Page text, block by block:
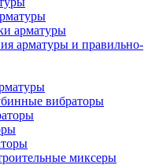
арматуры
арматуры и правильно-
вибраторы
миксеры